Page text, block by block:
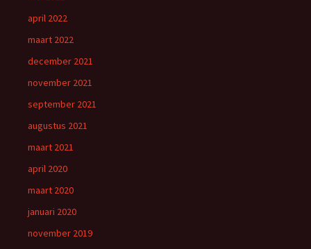
april 2022
maart 2022
december 2021
november 2021
september 2021
augustus 2021
maart 2021
april 2020
maart 2020
januari 2020
november 2019